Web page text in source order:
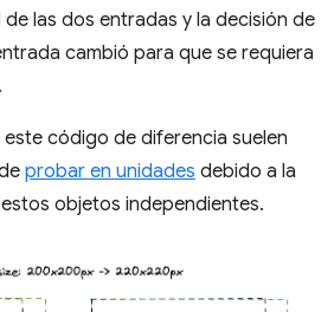
las dos entradas y la decisión de
cambió para que se requiera
código de diferencia suelen
probar en unidades debido a la
objetos independientes.